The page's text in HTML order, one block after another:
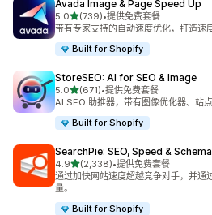
Avada Image & Page Speed Up
5.0星（满分 5 星）
(739)
总共 739 条评论
•提供免费套餐
带有专家支持的自动速度优化，打造速
Built for Shopify
StoreSEO: AI for SEO & Image
5.0星（满分 5 星）
(671)
总共 671 条评论
•提供免费套餐
AI SEO 助推器，带有图像优化器、站
Built for Shopify
SearchPie: SEO, Speed & Schema
4.9星（满分 5 星）
(2,338)
总共 2338 条评论
•提供免费套餐
通过加快网站速度超越竞争对手，并通
量。
Built for Shopify